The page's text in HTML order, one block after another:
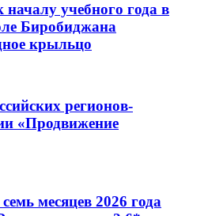
учебного года в
Биробиджана
крыльцо
регионов-
«Продвижение
месяцев 2026 года